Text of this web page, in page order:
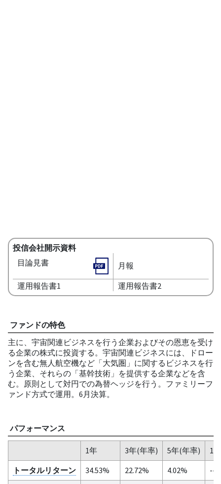
投信会社開示資料
目論見書
月報
運用報告書1 運用報告書2
ファンドの特色
主に、宇宙関連ビジネスを行う企業およびその恩恵を受け
る企業の株式に投資する。宇宙関連ビジネスには、ドロー
ンを含む無人航空機など「大気圏」に関するビジネスを行
う企業、それらの「基幹技術」を提供する企業などを含
む。原則として対円での為替ヘッジを行う。ファミリーフ
ァンド方式で運用。6月決算。
パフォーマンス
1年 3年(年率) 5年(年率)
10
トータルリターン
34.53% 22.72% 4.02%
--